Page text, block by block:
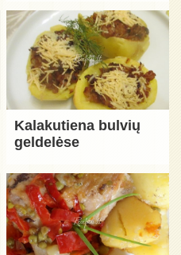
Kalakutiena bulvių
geldelėse